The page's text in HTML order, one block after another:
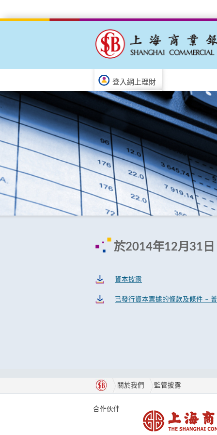
登入網上理財
於2014年12月31日
資本披露
已發行資本票據的條款及條件 –
關於我們 監管披露
合作伙伴